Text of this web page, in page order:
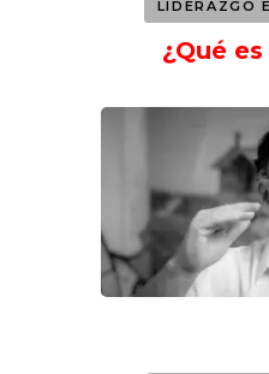
LIDERAZGO
¿Qué es